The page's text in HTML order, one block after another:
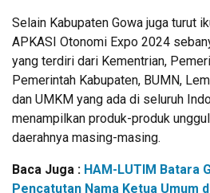
Selain Kabupaten Gowa juga turut
APKASI Otonomi Expo 2024
yang terdiri dari Kementrian,
Pemerintah Kabupaten, BUMN,
dan UMKM yang ada di seluruh
menampilkan produk-produk
daerahnya masing-masing.
Baca Juga : HAM-LUTIM Batara
Pencatutan Nama Ketua Umum